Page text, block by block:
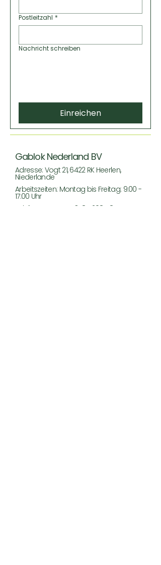
Postleitzahl *
Nachricht schreiben
Einreichen
Gablok Nederland BV
Adresse: Vogt 21, 6422 RK Heerlen,
Niederlande
Arbeitszeiten: Montag bis Freitag: 9:00 -
17:00 Uhr
Telefonnummer:
+31 85 2084 877